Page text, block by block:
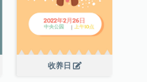
收养日